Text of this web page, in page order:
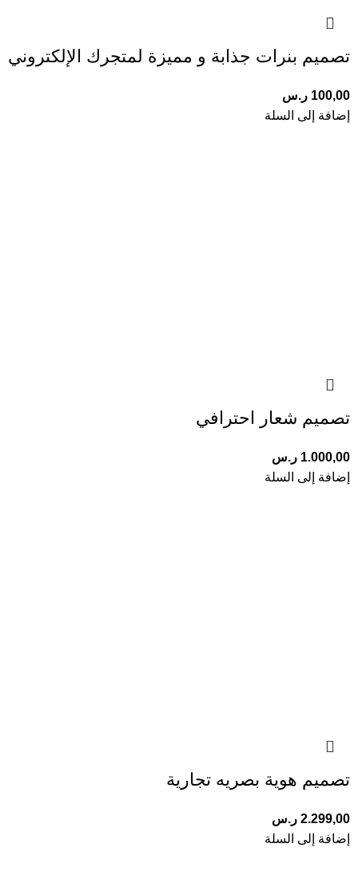
تصميم بنرات جذابة و مميزة لمتجرك الإلكتروني
100,00 ر.س
إضافة إلى السلة
تصميم شعار احترافي
1.000,00 ر.س
إضافة إلى السلة
تصميم هوية بصريه تجارية
2.299,00 ر.س
إضافة إلى السلة